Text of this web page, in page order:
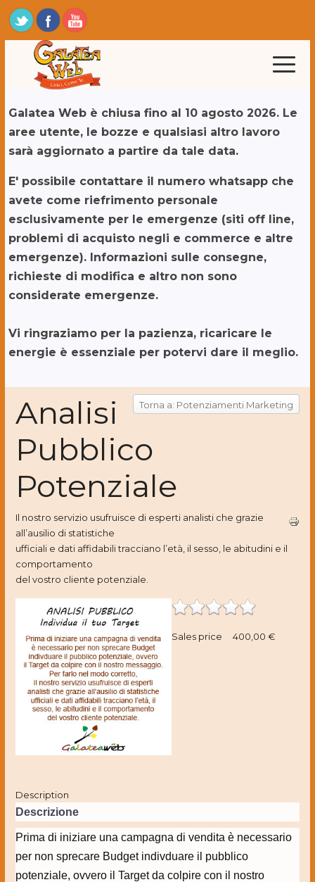
Galatea Web è chiusa fino al 10 agosto 2026. Le
aree utente, le bozze e qualsiasi altro lavoro
sarà aggiornato a partire da tale data.
E' possibile contattare il numero whatsapp che
avete come riefrimento personale
esclusivamente per le emergenze (siti off line,
problemi di acquisto negli e commerce e altre
emergenze). Informazioni sulle consegne,
richieste di modifica e altro non sono
considerate emergenze.
Vi ringraziamo per la pazienza, ricaricare le
energie è essenziale per potervi dare il meglio.
Torna a: Potenziamenti Marketing
Analisi
Pubblico
Potenziale
Il nostro servizio usufruisce di esperti analisti che grazie
all’ausilio di statistiche
ufficiali e dati affidabili tracciano l’età, il sesso, le abitudini e il
comportamento
del vostro cliente potenziale.
Sales price 400,00 €
Description
Descrizione
Prima di iniziare una campagna di vendita è necessario
per non sprecare Budget indivduare il pubblico
potenziale, ovvero il Target da colpire con il nostro